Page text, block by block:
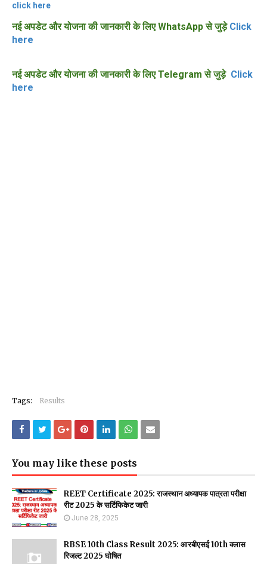
click here
नई अपडेट और योजना की जानकारी के लिए WhatsApp से जुड़ेClick
here
नई अपडेट और योजना की जानकारी के लिए Telegram से जुड़ेClick
here
Tags: Results
You may like these posts
REET Certificate 2025: राजस्थान अध्यापक पात्रता परीक्षा
रीट 2025 के सर्टिफिकेट जारी
June 28, 2025
RBSE 10th Class Result 2025: आरबीएसई 10th क्लास
रिजल्ट 2025 घोषित